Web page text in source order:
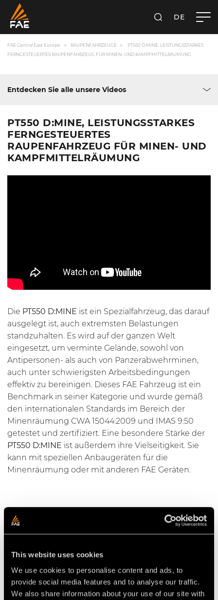
This website uses cookies
We use cookies to personalise content and ads, to
provide social media features and to analyse our traffic.
We also share information about your use of our site with
SUCHEN
DE
FAE Central East Europe RAUPENFAHRZEUGE
PT550 D:MINE, LEISTUNGSSTARKES
FERNGESTEUERTES RAUPENFAHRZEUG FÜR MINEN- UND KAMPFMITTELRÄUMUNG
Entdecken Sie alle unsere Videos
PT550 D:MINE, LEISTUNGSSTARKES
FERNGESTEUERTES
RAUPENFAHRZEUG FÜR MINEN- UND
KAMPFMITTELRÄUMUNG
Die PT550 D:MINE ist ein Spezialfahrzeug, das darauf
ausgelegt ist, auch extremsten Belastungen
standzuhalten. Es wird auf der ganzen Welt
eingesetzt, um verminte Gelände, sowohl von
Antipersonen- als auch von Panzerabwehrminen,
auch unter schwierigsten Arbeitsbedingungen
effektiv zu bereinigen. Dieses FAE Fahrzeug ist ein
Benchmark in seiner Kategorie und wurde gemäß
den internationalen Standards im Bereich der
Minenräumung CWA 15044:2009 und IMAS 9:50
getestet und zertifiziert. Eine besondere Stärke der
PT550 D:MINE ist außerdem ihre Vielseitigkeit. Sie
kann mit speziellen Anbaugeräten für die
Minenräumung oder mit anderen FAE Geräten.
Caterpillar Motor
1.000 m Fernsteuerung
Verschiedene Anbaugeräte